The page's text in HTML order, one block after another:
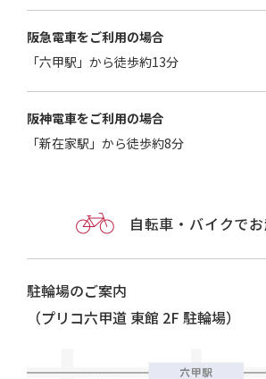
阪急電車をご利用の場合
「六甲駅」から徒歩約13分
阪神電車をご利用の場合
「新在家駅」から徒歩約8分
自転車・バイクで
駐輪場のご案内
（プリコ六甲道 東館 2F 駐輪場）